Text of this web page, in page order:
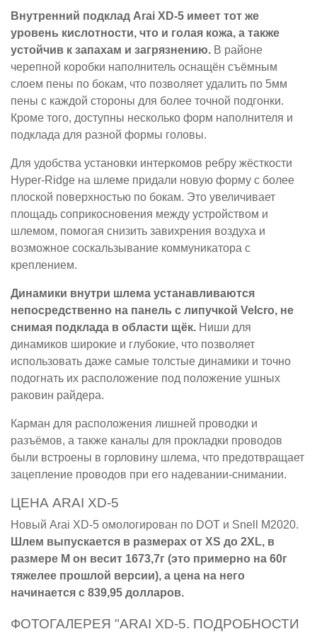
Внутренний подклад Arai XD-5 имеет тот же
уровень кислотности, что и голая кожа, а также
устойчив к запахам и загрязнению. В районе
черепной коробки наполнитель оснащён съёмным
слоем пены по бокам, что позволяет удалить по 5мм
пены с каждой стороны для более точной подгонки.
Кроме того, доступны несколько форм наполнителя и
подклада для разной формы головы.
Для удобства установки интеркомов ребру жёсткости
Hyper-Ridge на шлеме придали новую форму с более
плоской поверхностью по бокам. Это увеличивает
площадь соприкосновения между устройством и
шлемом, помогая снизить завихрения воздуха и
возможное соскальзывание коммуникатора с
креплением.
Динамики внутри шлема устанавливаются
непосредственно на панель с липучкой Velcro, не
снимая подклада в области щёк. Ниши для
динамиков широкие и глубокие, что позволяет
использовать даже самые толстые динамики и точно
подогнать их расположение под положение ушных
раковин райдера.
Карман для расположения лишней проводки и
разъёмов, а также каналы для прокладки проводов
были встроены в горловину шлема, что предотвращает
зацепление проводов при его надевании-снимании.
ЦЕНА ARAI XD-5
Новый Arai XD-5 омологирован по DOT и Snell M2020.
Шлем выпускается в размерах от XS до 2XL, в
размере M он весит 1673,7г (это примерно на 60г
тяжелее прошлой версии), а цена на него
начинается с 839,95 долларов.
ФОТОГАЛЕРЕЯ "ARAI XD-5. ПОДРОБНОСТИ